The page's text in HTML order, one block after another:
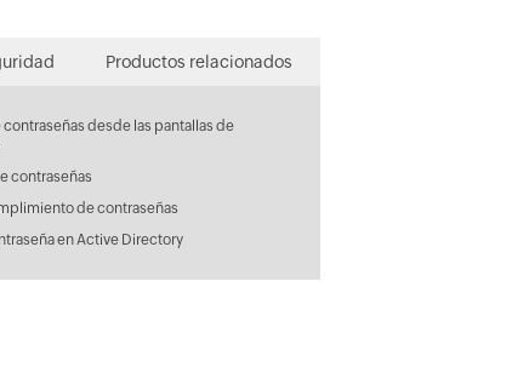
Productos relacionados
desde las pantallas de
contraseñas
de contraseñas
en Active Directory